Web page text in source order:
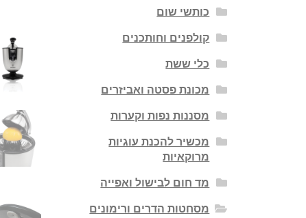
כותשי שום
קולפנים וחותכנים
כלי ששת
מכונת פסטה ואביזרים
מסננות נפות וקערות
מכשיר להכנת עוגיות
מרוקאיות
מד חום לבישול ואפייה
מסחטות הדרים ורימונים